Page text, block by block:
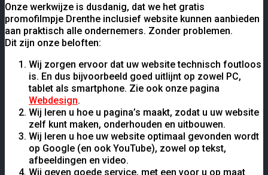
Onze werkwijze is dusdanig, dat we het gratis
promofilmpje Drenthe inclusief website kunnen aanbieden
aan praktisch alle ondernemers. Zonder problemen.
Dit zijn onze beloften:
Wij zorgen ervoor dat uw website technisch foutloos
is. En dus bijvoorbeeld goed uitlijnt op zowel PC,
tablet als smartphone. Zie ook onze pagina
Webdesign.
Wij leren u hoe u pagina’s maakt, zodat u uw website
zelf kunt maken, onderhouden en uitbouwen.
Wij leren u hoe uw website optimaal gevonden wordt
op Google (en ook YouTube), zowel op tekst,
afbeeldingen en video.
Wij geven goede service, met een voor u op maat